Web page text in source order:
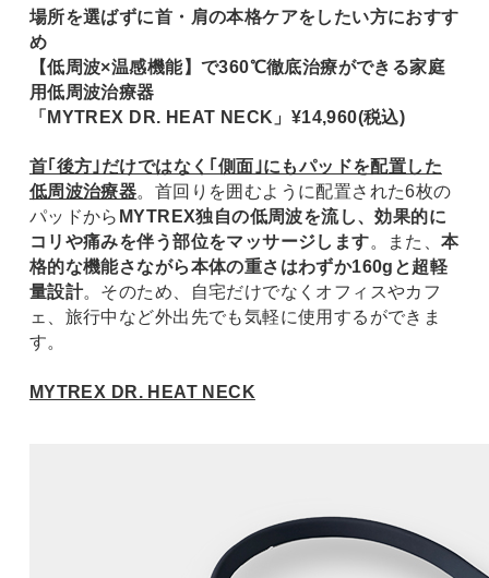
場所を選ばずに首・肩の本格ケアをしたい方におすす
め
【低周波×温感機能】で360℃徹底治療ができる家庭
用低周波治療器
「MYTREX DR. HEAT NECK」¥14,960(税込)
首｢後方｣だけではなく｢側面｣にもパッドを配置した
低周波治療器。首回りを囲むように配置された6枚の
パッドから MYTREX独自の低周波を流し、効果的に
コリや痛みを伴う部位をマッサージします。また、本
格的な機能さながら本体の重さはわずか160gと超軽
量設計。そのため、自宅だけでなくオフィスやカフ
ェ、旅行中など外出先でも気軽に使用するができま
す。
MYTREX DR. HEAT NECK